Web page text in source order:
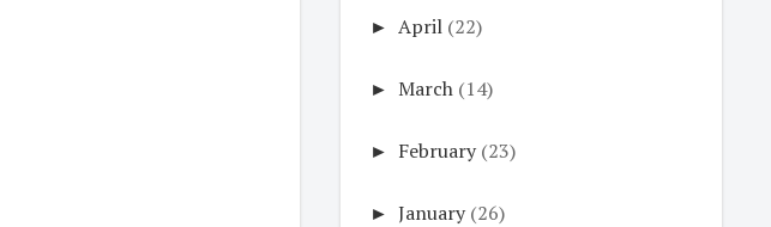
► April (22)
► March (14)
► February (23)
► January (26)